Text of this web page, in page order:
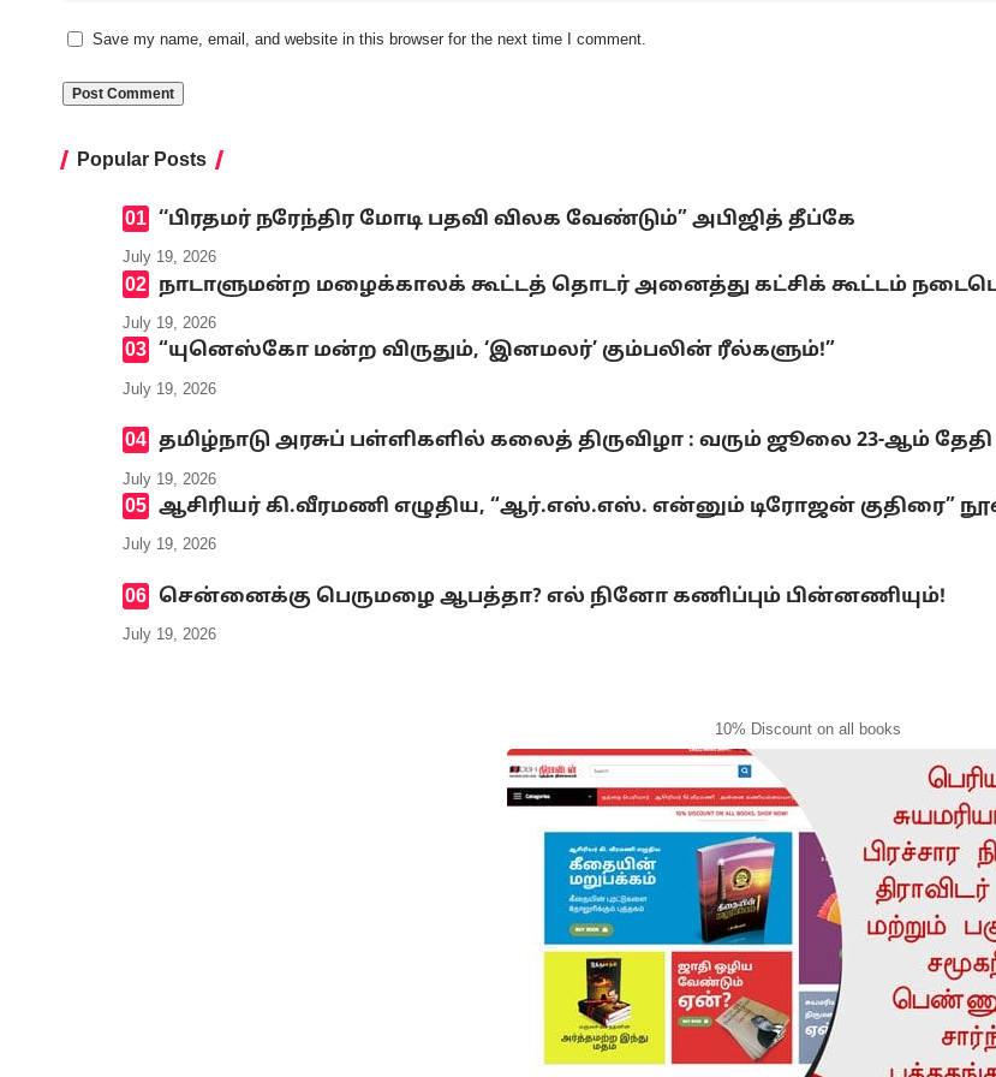
Save my name, email, and website in this browser for the next time I comment.
Popular Posts
‘‘பிரதமர் நரேந்திர மோடி பதவி விலக வேண்டும்” அபிஜித் தீப்கே
July 19, 2026
நாடாளுமன்ற மழைக்காலக் கூட்டத் தொடர் அனைத்து கட்சிக் கூட்டம்
July 19, 2026
“யுனெஸ்கோ மன்ற விருதும், ‘இனமலர்’ கும்பலின் ரீல்களும்!”
July 19, 2026
தமிழ்நாடு அரசுப் பள்ளிகளில் கலைத் திருவிழா : வரும் ஜூலை 23-ஆம்
July 19, 2026
ஆசிரியர் கி.வீரமணி எழுதிய, “ஆர்.எஸ்.எஸ். என்னும் டிரோஜன் குதிரை”
July 19, 2026
சென்னைக்கு பெருமழை ஆபத்தா? எல் நினோ கணிப்பும் பின்னணியும்!
July 19, 2026
10% Discount on all books